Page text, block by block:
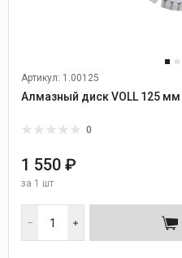
Артикул: 1.00125
Алмазный диск VOLL 125 мм
0
1 550 ₽
за 1 шт